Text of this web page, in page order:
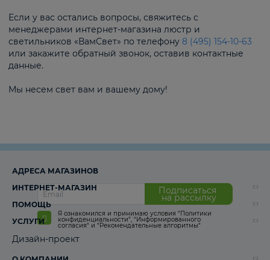
Если у вас остались вопросы, свяжитесь с
менеджерами интернет-магазина люстр и
светильников «ВамСвет» по телефону 8 (495) 154-10-63
или закажите обратный звонок, оставив контактные
данные.
Мы несем свет вам и вашему дому!
Подписаться
на рассылку
Я ознакомился и принимаю условия “Политики
конфиденциальности”, “Информированного
согласия“ и “Рекомендательные алгоритмы“
АДРЕСА МАГАЗИНОВ
ИНТЕРНЕТ-МАГАЗИН
ПОМОЩЬ
УСЛУГИ
Дизайн-проект